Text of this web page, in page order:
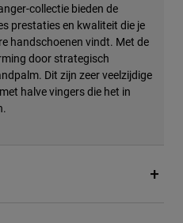
collectie bieden de
prestaties en kwaliteit die je
handschoenen vindt. Met de
door strategisch
Dit zijn zeer veelzijdige
halve vingers die het in